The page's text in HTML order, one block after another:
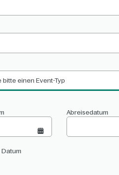
bitte einen Event-Typ
Abreisedatum
Datum